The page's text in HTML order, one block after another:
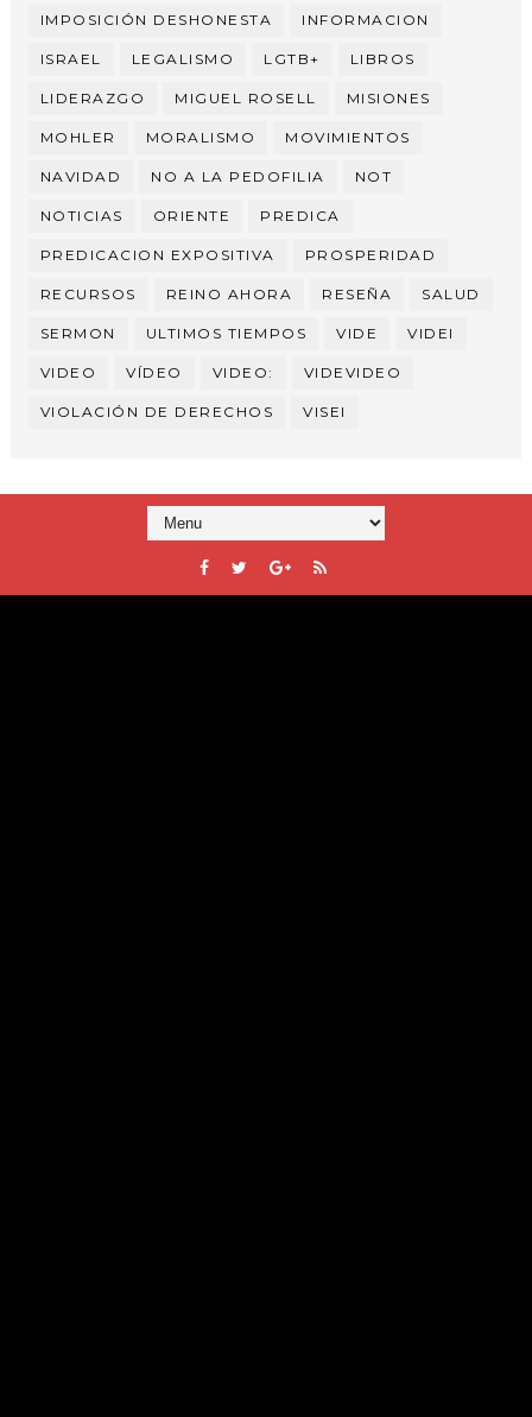
IMPOSICIÓN DESHONESTA INFORMACION
ISRAEL LEGALISMO LGTB+ LIBROS
LIDERAZGO MIGUEL ROSELL MISIONES
MOHLER MORALISMO MOVIMIENTOS
NAVIDAD NO A LA PEDOFILIA NOT
NOTICIAS ORIENTE PREDICA
PREDICACION EXPOSITIVA PROSPERIDAD
RECURSOS REINO AHORA RESEÑA SALUD
SERMON ULTIMOS TIEMPOS VIDE VIDEI
VIDEO VÍDEO VIDEO: VIDEVIDEO
VIOLACIÓN DE DERECHOS VISEI